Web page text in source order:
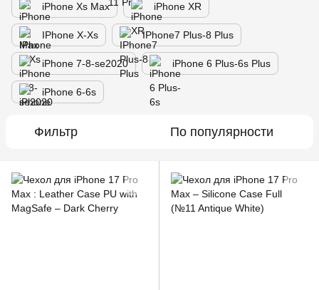
iPhone Xs Max iPhone XR
IPhone X-Xs IPhone7 Plus-8 Plus
iPhone 7-8-se2020 iPhone 6 Plus-6s Plus
iPhone 6-6s
Фильтр По популярности